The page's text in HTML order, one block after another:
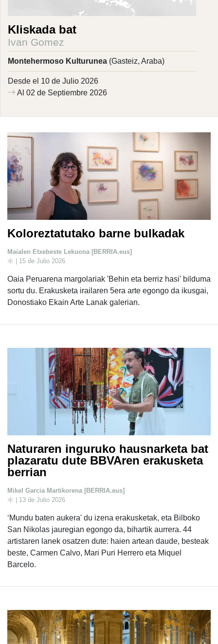
Kliskada bat
Ivan Gomez
Montehermoso Kulturunea (Gasteiz, Araba)
Desde el 10 de Julio 2026
Al 02 de Septiembre 2026
Koloreztatutako barne bulkadak
Maialen Etxebeste Lekuona [BERRIA.eus]
| 15 de Julio 2026
Oaia Peruarena margolariak 'Behin eta berriz hasi' bilduma
sortu du. Erakusketa irailaren 5era arte egongo da ikusgai,
Donostiako Ekain Arte Lanak galerian.
Naturaren inguruko hausnarketa bat
plazaratu dute BBVAren erakusketa
berrian
Mikel Garcia Martikorena [BERRIA.eus]
| 13 de Julio 2026
‘Mundu baten aukera' du izena erakusketak, eta Bilboko
San Nikolas jauregian egongo da, bihartik aurrera. 44
artistaren lanek osatzen dute: haien artean daude, besteak
beste, Carmen Calvo, Mari Puri Herrero eta Miquel
Barcelo.